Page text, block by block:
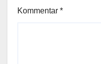
Kommentar *